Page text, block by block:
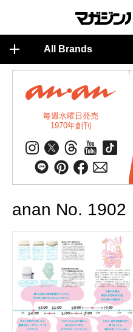
All Brands
毎週水曜日発売
1970年創刊
anan No. 1902